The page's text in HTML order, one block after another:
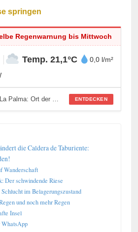
springen
Regenwarnung bis Mittwoch
Temp. 21,1°C
0,0 l/m²
Ort der vergessenen Katakomben« ENTDECKEN
die Caldera de Taburiente:
Wanderschaft
Der schwindende Riese
im Belagerungszustand
und noch mehr Regen
Insel